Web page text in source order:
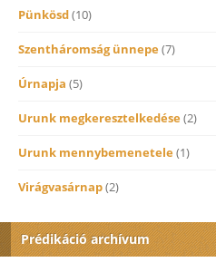
Pünkösd(10)
Szentháromság ünnepe(7)
Úrnapja (5)
Urunk megkeresztelkedése(2)
Urunk mennybemenetele(1)
Virágvasárnap(2)
Prédikáció archívum